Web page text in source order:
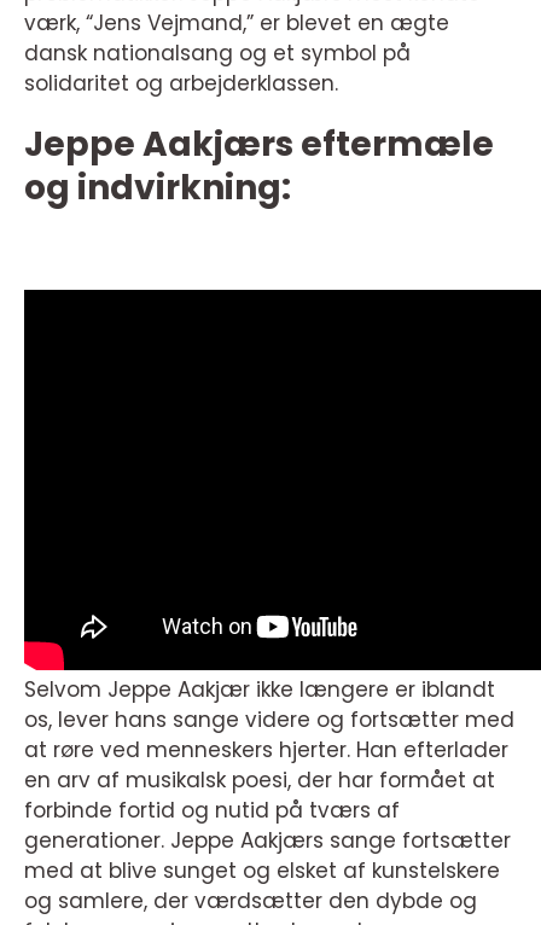
værk, “Jens Vejmand,” er blevet en ægte
dansk nationalsang og et symbol på
solidaritet og arbejderklassen.
Jeppe Aakjærs eftermæle
og indvirkning:
Selvom Jeppe Aakjær ikke længere er iblandt
os, lever hans sange videre og fortsætter med
at røre ved menneskers hjerter. Han efterlader
en arv af musikalsk poesi, der har formået at
forbinde fortid og nutid på tværs af
generationer. Jeppe Aakjærs sange fortsætter
med at blive sunget og elsket af kunstelskere
og samlere, der værdsætter den dybde og